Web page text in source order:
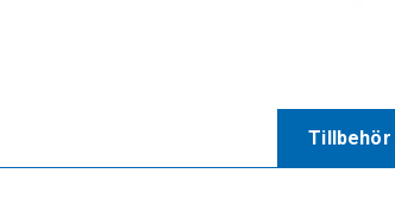
Tillbehör